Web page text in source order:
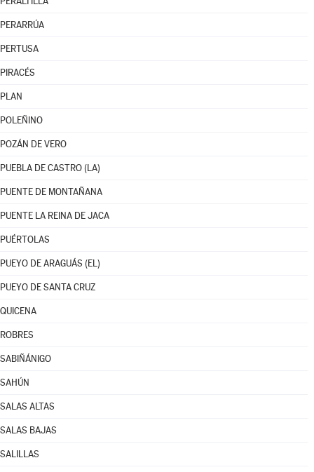
PERARRÚA
PERTUSA
PIRACÉS
PLAN
POLEÑINO
POZÁN DE VERO
PUEBLA DE CASTRO (LA)
PUENTE DE MONTAÑANA
PUENTE LA REINA DE JACA
PUÉRTOLAS
PUEYO DE ARAGUÁS (EL)
PUEYO DE SANTA CRUZ
QUICENA
ROBRES
SABIÑÁNIGO
SAHÚN
SALAS ALTAS
SALAS BAJAS
SALILLAS